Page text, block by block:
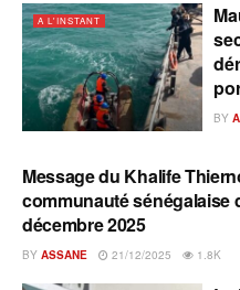
A L'INSTANT
BY
A L'INSTANT
Message du Khalife
communauté sénégalaise
décembre 2025
BY ASSANE 21/12/2025 1.8K